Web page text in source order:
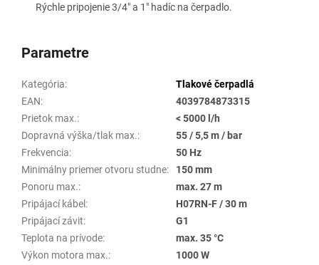
Rýchle pripojenie 3/4" a 1" hadíc na čerpadlo.
Parametre
Kategória:
Tlakové čerpadlá
EAN:
4039784873315
Prietok max.:
< 5000 l/h
Dopravná výška/tlak max.:
55 / 5,5 m / bar
Frekvencia:
50 Hz
Minimálny priemer otvoru studne:
150 mm
Ponoru max.:
max. 27 m
Pripájací kábel :
H07RN-F / 30 m
Pripájací závit:
G1
Teplota na prívode:
max. 35 °C
Výkon motora max.:
1000 W